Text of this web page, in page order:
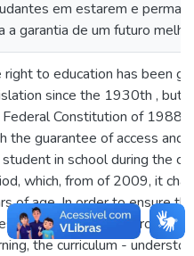
em estarem e
a garantia de um futuro
right to education has been
since the 1930th , but
Constitution of 1988.
the guarantee of access and
in school during the
which, from of 2009, it
of age. In order to ensure
to an organic and
the curriculum -